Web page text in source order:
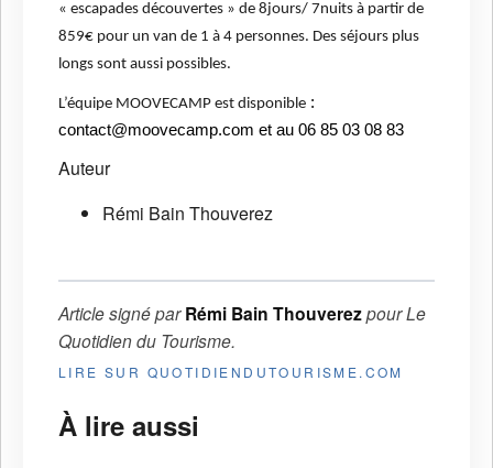
« escapades découvertes » de 8jours/ 7nuits à partir de
859€ pour un van de 1 à 4 personnes. Des séjours plus
longs sont aussi possibles.
L’équipe MOOVECAMP est disponible :
contact@moovecamp.com et au 06 85 03 08 83
Auteur
Rémi Bain Thouverez
Article signé parRémi Bain ThouverezpourLe
Quotidien du Tourisme.
LIRE SUR QUOTIDIENDUTOURISME.COM
À lire aussi